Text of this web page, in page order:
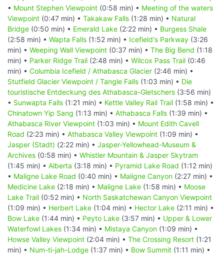
• Mount Stephen Viewpoint (0:58 min) • Meeting of the waters
Viewpoint (0:47 min) • Takakaw Falls (1:28 min) • Natural
Bridge (0:50 min) • Emerald Lake (2:22 min) • Burgess Shale
(2:58 min) • Wapta Falls (1:52 min) • Icefield's Parkway (3:26
min) • Weeping Wall Viewpoint (0:37 min) • The Big Bend (1:18
min) • Parker Ridge Trail (2:48 min) • Wilcox Pass Trail (0:46
min) • Columbia Icefield / Athabasca Glacier (2:46 min) •
Stutfield Glacier Viewpoint / Tangle Falls (1:03 min) • Die
touristische Entdeckung des Athabasca-Gletschers (3:56 min)
• Sunwapta Falls (1:21 min) • Kettle Valley Rail Trail (1:58 min) •
Chinatown Yip Sang (1:13 min) • Athabasca Falls (1:39 min) •
Athabasca River Viewpoint (1:03 min) • Mount Edith Cavell
Road (2:23 min) • Athabasca Valley Viewpoint (1:09 min) •
Jasper (Stadt) (2:22 min) • Jasper-Yellowhead-Museum &
Archives (0:58 min) • Whistler Mountain & Jasper Skytram
(1:45 min) • Alberta (3:18 min) • Pyramid Lake Road (1:12 min)
• Maligne Lake Road (0:40 min) • Maligne Canyon (2:27 min) •
Medicine Lake (2:18 min) • Maligne Lake (1:58 min) • Moose
Lake Trail (0:52 min) • North Saskatchewan Canyon Viewpoint
(1:09 min) • Herbert Lake (1:04 min) • Hector Lake (2:11 min) •
Bow Lake (1:44 min) • Peyto Lake (3:57 min) • Upper & Lower
Waterfowl Lakes (1:34 min) • Mistaya Canyon (1:09 min) •
Howse Valley Viewpoint (2:04 min) • The Crossing Resort (1:21
min) • Num-ti-jah-Lodge (1:37 min) • Bow Summit (1:11 min) •